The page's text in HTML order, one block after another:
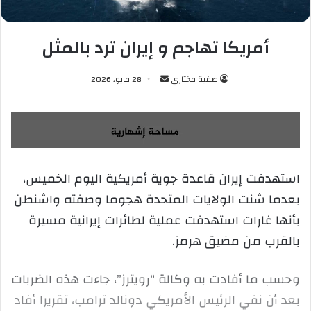
أمريكا تهاجم و إيران ترد بالمثل
صفية مختاري
س
ل
ب
ي
د
إ
ت
ر
28 مايو، 2026
استهدفت إيران قاعدة جوية أمريكية اليوم الخميس،
بعدما شنت الولايات المتحدة هجوما وصفته واشنطن
بأنها غارات استهدفت عملية لطائرات إيرانية مسيرة
بالقرب من مضيق هرمز.
وحسب ما أفادت به وكالة “رويترز”، جاءت هذه الضربات
بعد أن نفي الرئيس الأمريكي دونالد ترامب، تقريرا أفاد